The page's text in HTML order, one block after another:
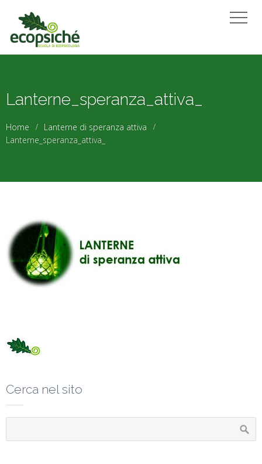
Lanterne_speranza_attiva_
Home
Lanterne di speranza attiva
Lanterne_speranza_attiva_
Cerca nel sito